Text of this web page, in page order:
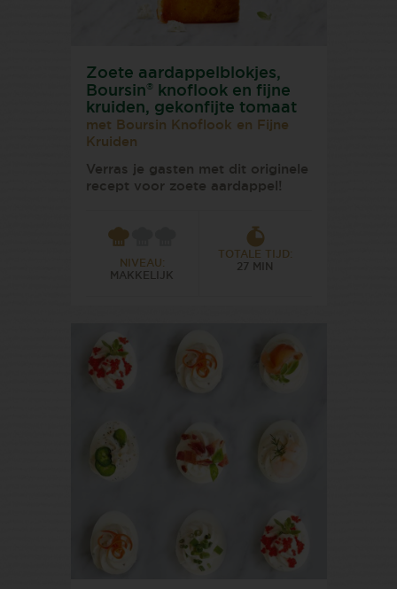
Zoete aardappelblokjes,
Boursin ®
knoflook en fijne
kruiden, gekonfijte tomaat
met Boursin Knoflook en Fijne
Kruiden
Verras je gasten met dit originele
recept voor zoete aardappel!
NIVEAU:
MAKKELIJK
TOTALE TIJD:
27 MIN